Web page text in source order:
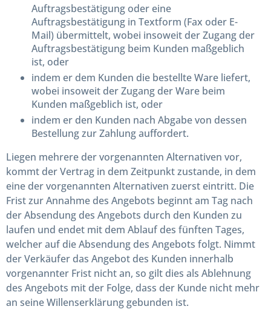
Auftragsbestätigung oder eine
Auftragsbestätigung in Textform (Fax oder E-
Mail) übermittelt, wobei insoweit der Zugang der
Auftragsbestätigung beim Kunden maßgeblich
ist, oder
indem er dem Kunden die bestellte Ware liefert,
wobei insoweit der Zugang der Ware beim
Kunden maßgeblich ist, oder
indem er den Kunden nach Abgabe von dessen
Bestellung zur Zahlung auffordert.
Liegen mehrere der vorgenannten Alternativen vor,
kommt der Vertrag in dem Zeitpunkt zustande, in dem
eine der vorgenannten Alternativen zuerst eintritt. Die
Frist zur Annahme des Angebots beginnt am Tag nach
der Absendung des Angebots durch den Kunden zu
laufen und endet mit dem Ablauf des fünften Tages,
welcher auf die Absendung des Angebots folgt. Nimmt
der Verkäufer das Angebot des Kunden innerhalb
vorgenannter Frist nicht an, so gilt dies als Ablehnung
des Angebots mit der Folge, dass der Kunde nicht mehr
an seine Willenserklärung gebunden ist.